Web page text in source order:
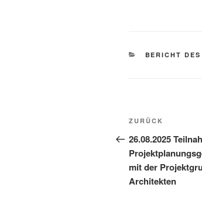
BERICHT
ZURÜCK
26.08.2025
mit der
Architekten